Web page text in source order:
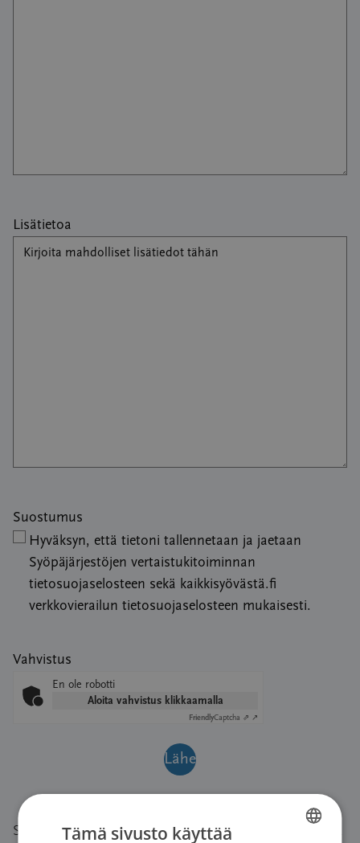
Lisätietoa
Suostumus
Hyväksyn, että tietoni tallennetaan ja jaetaan
Syöpäjärjestöjen vertaistukitoiminnan
tietosuojaselosteen sekä kaikkisyövästä.fi
verkkovierailun tietosuojaselosteen mukaisesti.
Vahvistus
En ole robotti
Aloita vahvistus klikkaamalla
FriendlyCaptcha ⇗
Suomen syöpäyhdistys kerää, käsittelee ja käyttää sinusta
Tämä sivusto käyttää